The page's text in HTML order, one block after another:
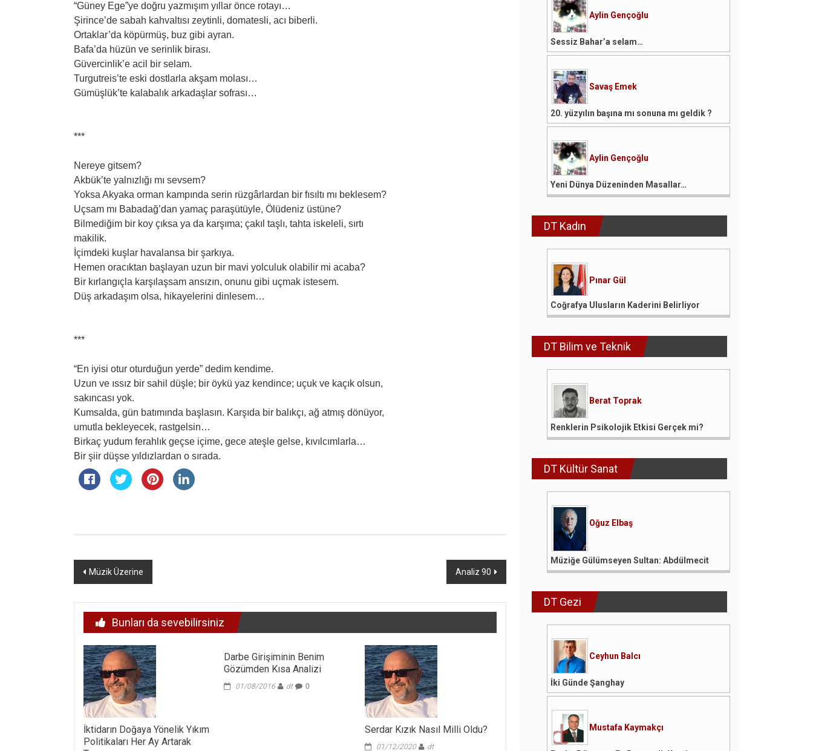
“Güney Ege”ye doğru yazmışım yıllar önce rotayı…
Şirince’de sabah kahvaltısı zeytinli, domatesli, acı biberli.
Ortaklar’da köpürmüş, buz gibi ayran.
Bafa’da hüzün ve serinlik birası.
Güvercinlik’e acil bir selam.
Turgutreis’te eski dostlarla akşam molası…
Gümüşlük’te kalabalık arkadaşlar sofrası…
***
Nereye gitsem?
Akbük’te yalnızlığı mı sevsem?
Yoksa Akyaka orman kampında serin rüzgârlardan bir fısıltı mı beklesem?
Uçsam mı Babadağ’dan yamaç paraşütüyle, Ölüdeniz üstüne?
Bilmediğim bir koy çıksa ya da karşıma; çakıl taşlı, tahta iskeleli, sırtı
makilik.
İçimdeki kuşlar havalansa bir şarkıya.
Hemen oracıktan başlayan uzun bir mavi yolculuk olabilir mi acaba?
Bir kırlangıçla karşılaşsam ansızın, onunu gibi uçmak istesem.
Düş arkadaşım olsa, hikayelerini dinlesem…
***
“En iyisi otur oturduğun yerde” dedim kendime.
Uzun ve ıssız bir sahil düşle; bir öykü yaz kendince; uçuk ve kaçık olsun,
sakıncası yok.
Kumsalda, gün batımında başlasın. Karşıda bir balıkçı, ağ atmış dönüyor,
umutla bekleyecek, rastgelsin…
Birkaç yudum ferahlık geçse içime, gece ateşle gelse, kıvılcımlarla…
Bir şiir düşse yıldızlardan o sırada.
Yazı
Müzik Üzerine Analiz 90
Bunları da sevebilirsiniz
İktidarın Doğaya Yönelik Yıkım
Politikaları Her Ay Artarak
Darbe Girişiminin Benim
Gözümden Kısa Analizi
01/08/2016 dt 0
Serdar Kızık Nasıl Milli Oldu?
01/12/2020
dt
Aylin Gençoğlu
Sessiz Bahar’a selam…
Savaş Emek
20. yüzyılın başına mı sonuna mı geldik ?
Aylin Gençoğlu
Yeni Dünya Düzeninden Masallar…
DT Kadın
Pınar Gül
Coğrafya Ulusların Kaderini Belirliyor
DT Bilim ve Teknik
Berat Toprak
Renklerin Psikolojik Etkisi Gerçek mi?
DT Kültür Sanat
Oğuz Elbaş
Müziğe Gülümseyen Sultan: Abdülmecit
DT Gezi
Ceyhun Balcı
İki Günde Şanghay
Mustafa Kaymakçı